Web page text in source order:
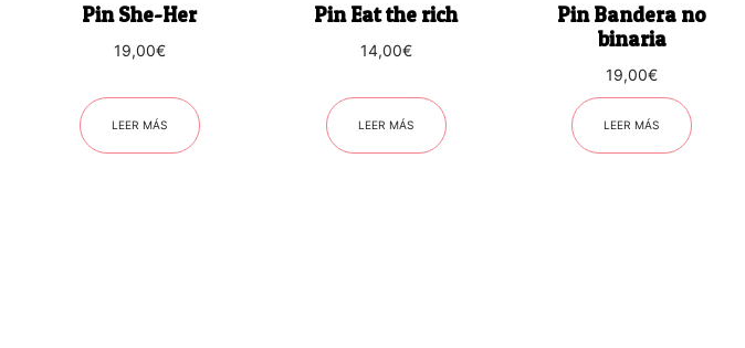
Pin She-Her
19,00€
LEER MÁS
Pin Eat the rich
14,00€
LEER MÁS
Pin Bandera no
binaria
19,00€
LEER MÁS